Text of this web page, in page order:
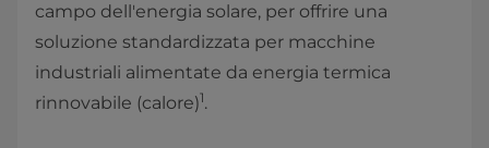
campo dell'energia solare, per offrire una
soluzione standardizzata per macchine
industriali alimentate da energia termica
rinnovabile (calore)1.